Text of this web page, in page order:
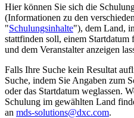
Hier können Sie sich die
(Informationen zu den
"Schulungsinhalte"), dem Land,
stattfinden soll, einem
und dem Veranstalter anzeigen
Falls Ihre Suche kein Resultat
Suche, indem Sie Angaben zum
oder das Startdatum weglassen.
Schulung im gewählten Land
an mds-solutions@dxc.com.